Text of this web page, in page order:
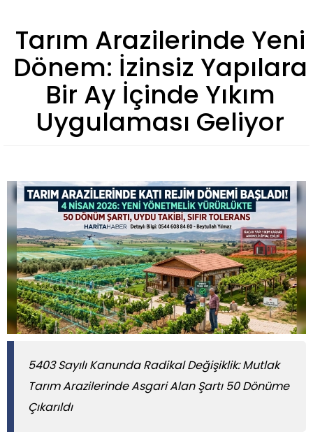
Tarım Arazilerinde Yeni
Dönem: İzinsiz Yapılara
Bir Ay İçinde Yıkım
Uygulaması Geliyor
5403 Sayılı Kanunda Radikal Değişiklik: Mutlak
Tarım Arazilerinde Asgari Alan Şartı 50 Dönüme
Çıkarıldı